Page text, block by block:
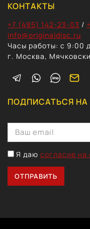
КОНТАКТЫ
+7 (495) 142-23-03 /
info@originaldisc.ru
Часы работы: с 9:00
г. Москва,
ПОДПИСАТЬСЯ
Я даю согласие на